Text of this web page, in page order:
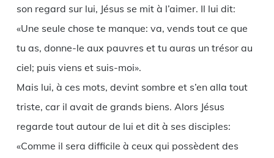
son regard sur lui, Jésus se mit à l’aimer. Il lui dit:
«Une seule chose te manque: va, vends tout ce que
tu as, donne-le aux pauvres et tu auras un trésor au
ciel; puis viens et suis-moi».
Mais lui, à ces mots, devint sombre et s’en alla tout
triste, car il avait de grands biens. Alors Jésus
regarde tout autour de lui et dit à ses disciples:
«Comme il sera difficile à ceux qui possèdent des